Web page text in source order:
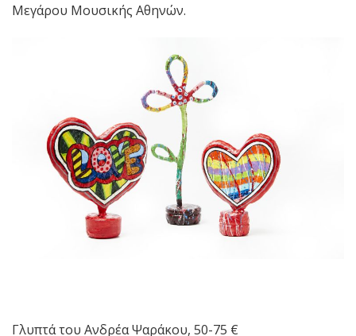
Μεγάρου Μουσικής Αθηνών.
Γλυπτά του Ανδρέα Ψαράκου, 50-75 €